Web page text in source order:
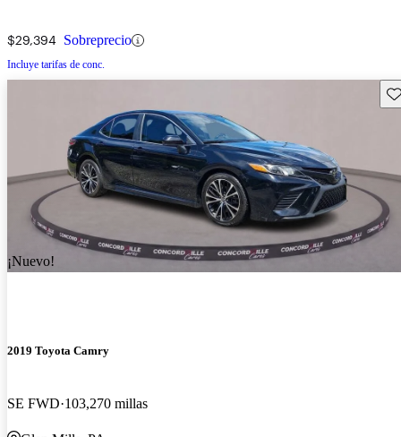
$29,394 Sobreprecio
Incluye tarifas de conc.
¡Nuevo!
2019 Toyota Camry
SE FWD 103,270 millas